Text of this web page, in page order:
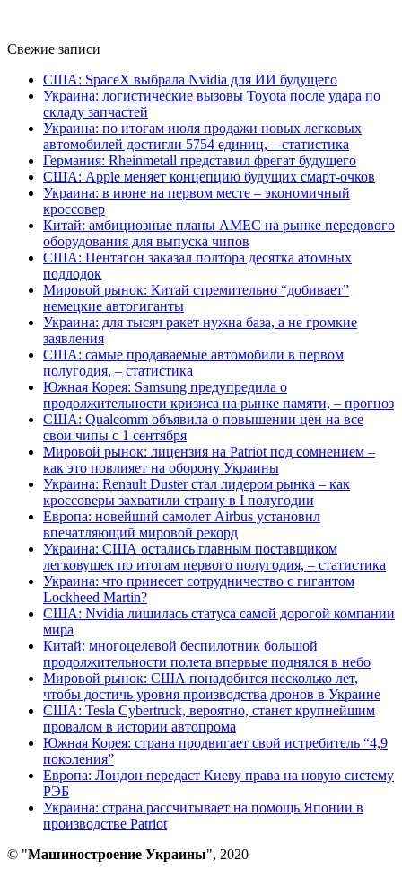
Свежие записи
США: SpaceX выбрала Nvidia для ИИ будущего
Украина: логистические вызовы Toyota после удара по
складу запчастей
Украина: по итогам июля продажи новых легковых
автомобилей достигли 5754 единиц, – статистика
Германия: Rheinmetall представил фрегат будущего
США: Apple меняет концепцию будущих смарт-очков
Украина: в июне на первом месте – экономичный
кроссовер
Китай: амбициозные планы AMEC на рынке передового
оборудования для выпуска чипов
США: Пентагон заказал полтора десятка атомных
подлодок
Мировой рынок: Китай стремительно “добивает”
немецкие автогиганты
Украина: для тысяч ракет нужна база, а не громкие
заявления
США: самые продаваемые автомобили в первом
полугодия, – статистика
Южная Корея: Samsung предупредила о
продолжительности кризиса на рынке памяти, – прогноз
США: Qualcomm объявила о повышении цен на все
свои чипы с 1 сентября
Мировой рынок: лицензия на Patriot под сомнением –
как это повлияет на оборону Украины
Украина: Renault Duster стал лидером рынка – как
кроссоверы захватили страну в I полугодии
Европа: новейший самолет Airbus установил
впечатляющий мировой рекорд
Украина: США остались главным поставщиком
легковушек по итогам первого полугодия, – статистика
Украина: что принесет сотрудничество с гигантом
Lockheed Martin?
США: Nvidia лишилась статуса самой дорогой компании
мира
Китай: многоцелевой беспилотник большой
продолжительности полета впервые поднялся в небо
Мировой рынок: США понадобится несколько лет,
чтобы достичь уровня производства дронов в Украине
США: Tesla Cybertruck, вероятно, станет крупнейшим
провалом в истории автопрома
Южная Корея: страна продвигает свой истребитель “4,9
поколения”
Европа: Лондон передаст Киеву права на новую систему
РЭБ
Украина: страна рассчитывает на помощь Японии в
производстве Patriot
© "Машиностроение Украины", 2020